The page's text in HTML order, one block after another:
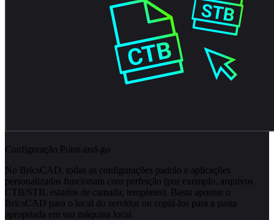
Configuração Point-and-go
No BricsCAD, todas as configurações padrão e aplicações
personalizadas funcionam com perfeição (por exemplo, arquivos
CTB/STB, estados de camada, templates). Basta apontar o
BricsCAD para o local do servidor ou copiá-los para a pasta
apropriada em sua máquina local.